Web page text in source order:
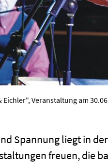
Veranstaltung am
Spannung liegt in
freuen, die